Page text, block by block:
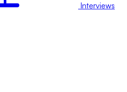
Interviews